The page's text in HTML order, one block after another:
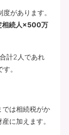
があります。
相続人×500万
計2人であれ
。
は相続税がか
に加えます。